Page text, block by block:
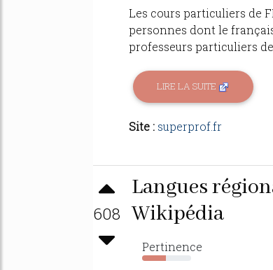
Les cours particuliers de
personnes dont le
professeurs particuliers de
LIRE LA SUITE
Site : superprof.fr
608
Langues
Wikipédia
Pertinence
48%